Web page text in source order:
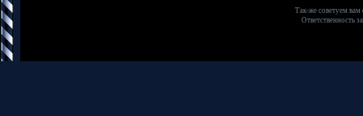
Так-же советуем
Ответственность